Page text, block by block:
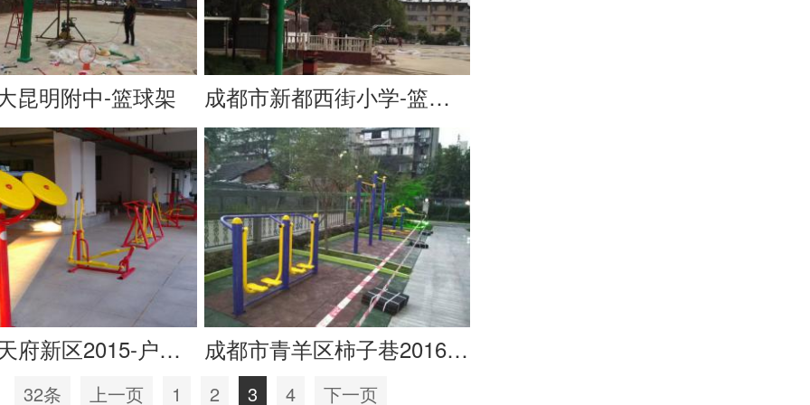
昆明附中-篮球架 成都市新都西街小学-篮球架
成都市天府新区2015-户外健身器材 成都市青羊区柿子巷2016.04-户外健身器材
32条 上一页 1 2 3 4 下一页